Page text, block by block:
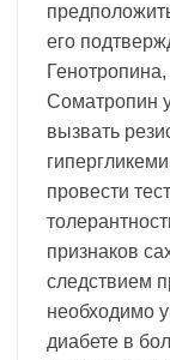
его
Соматропин
вызвать
провести
признаков
следствием
необходимо
диабете в